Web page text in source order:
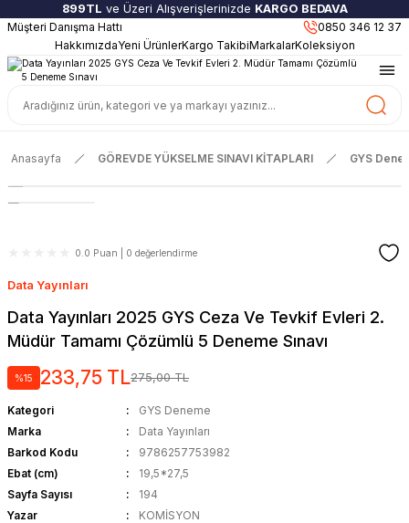
899TL ve Üzeri Alışverişlerinizde KARGO BEDAVA
Güncel ve Sınav Odaklı Kaynaklar
HakkımızdaYeni ÜrünlerKargo TakibiMarkalarKoleksiyon
Müşteri Danışma Hattı 0850 346 12 37
Anasayfa GÖREVDE YÜKSELME SINAVI KİTAPLARI GYS
0.0 Puan | 0 değerlendirme
Data Yayınları
Data Yayınları 2025 GYS Ceza Ve Tevkif Evleri 2.
Müdür Tamamı Çözümlü 5 Deneme Sınavı
%15 233,75 TL275,00 TL
Kategori
GYS Deneme
Marka
Data Yayınları
Barkod Kodu
9786257753982
Ebat (cm)
19,5*27,5
Sayfa Sayısı
194
Yazar
KOMİSYON